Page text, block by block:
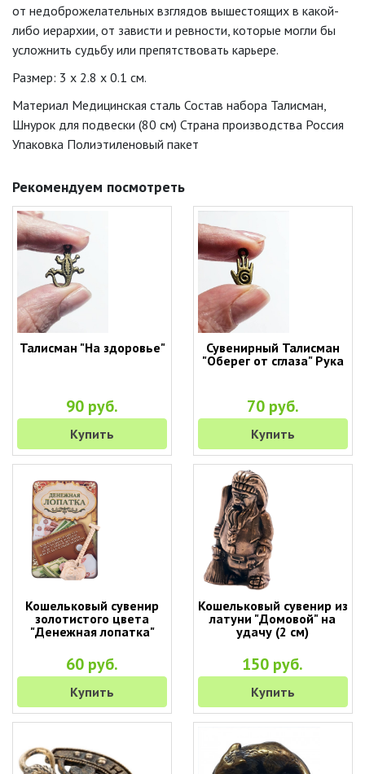
от недоброжелательных взглядов вышестоящих в какой-
либо иерархии, от зависти и ревности, которые могли бы
усложнить судьбу или препятствовать карьере.
Размер: 3 x 2.8 x 0.1 см.
Материал Медицинская сталь Состав набора Талисман,
Шнурок для подвески (80 см) Страна производства Россия
Упаковка Полиэтиленовый пакет
Рекомендуем посмотреть
Талисман "На здоровье"
90 руб.
Купить
Сувенирный Талисман
"Оберег от сглаза" Рука
70 руб.
Купить
Кошельковый сувенир
золотистого цвета
"Денежная лопатка"
60 руб.
Купить
Кошельковый сувенир из
латуни "Домовой" на
удачу (2 см)
150 руб.
Купить